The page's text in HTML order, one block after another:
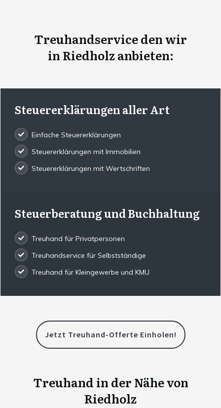
Treuhandservice den wir
in Riedholz anbieten:
Steuererklärungen aller Art
Einfache Steuererklärungen
Steuererklärungen mit Immobilien
Steuererklärungen mit Wertschriften
Steuerberatung und Buchhaltung
Treuhand für Privatpersonen
Treuhandservice für Selbstständige
Treuhand für Kleingewerbe und KMU
Jetzt Treuhand-Offerte Einholen!
Treuhand in der Nähe von
Riedholz